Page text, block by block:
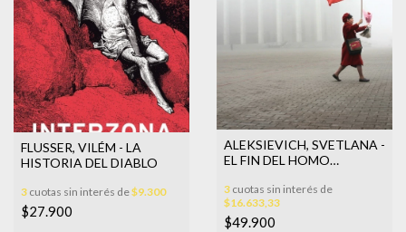
FLUSSER, VILÉM - LA
HISTORIA DEL DIABLO
3 cuotas sin interés de$9.300
$27.900
ALEKSIEVICH, SVETLANA -
EL FIN DEL HOMO
3 cuotas sin interés de
$16.633,33
$49.900